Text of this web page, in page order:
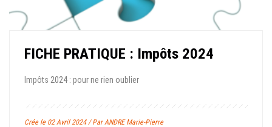
FICHE PRATIQUE : Impôts 2024
Impôts 2024 : pour ne rien oublier
Crée le 02 Avril 2024 / Par ANDRE Marie-Pierre